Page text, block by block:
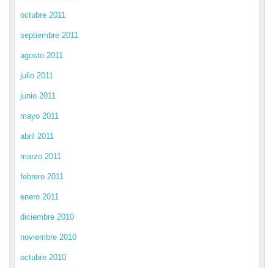
octubre 2011
septiembre 2011
agosto 2011
julio 2011
junio 2011
mayo 2011
abril 2011
marzo 2011
febrero 2011
enero 2011
diciembre 2010
noviembre 2010
octubre 2010